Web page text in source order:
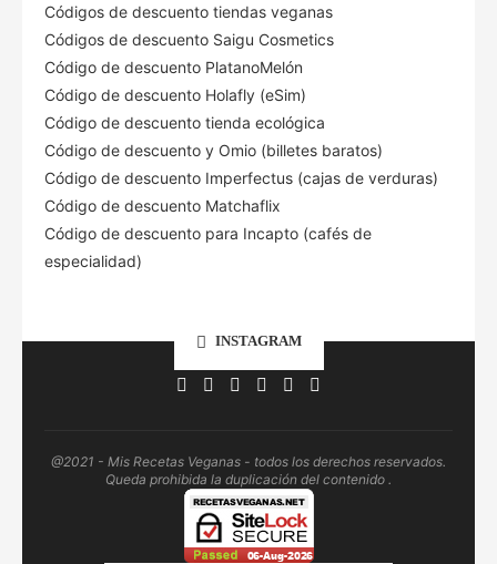
Códigos de descuento tiendas veganas
Códigos de descuento Saigu Cosmetics
Código de descuento PlatanoMelón
Código de descuento Holafly (eSim)
Código de descuento tienda ecológica
Código de descuento y Omio (billetes baratos)
Código de descuento Imperfectus (cajas de verduras)
Código de descuento Matchaflix
Código de descuento para Incapto (cafés de
especialidad)
INSTAGRAM
@2021 - Mis Recetas Veganas - todos los derechos reservados.
Queda prohibida la duplicación del contenido .